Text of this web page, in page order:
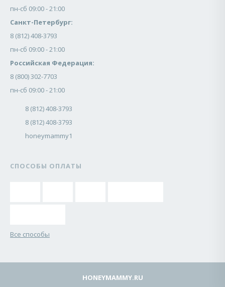
пн-сб 09:00 - 21:00
Санкт-Петербург:
8 (812) 408-3793
пн-сб 09:00 - 21:00
Российская Федерация:
8 (800) 302-7703
пн-сб 09:00 - 21:00
8 (812) 408-3793
8 (812) 408-3793
honeymammy1
СПОСОБЫ ОПЛАТЫ
Все способы
HONEYMAMMY.RU